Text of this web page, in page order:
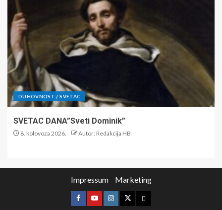
DUHOVNOST / SVETAC
SVETAC DANA”Sveti Dominik”
8. kolovoza 2026. Autor: Redakcija HB
Impressum Marketing